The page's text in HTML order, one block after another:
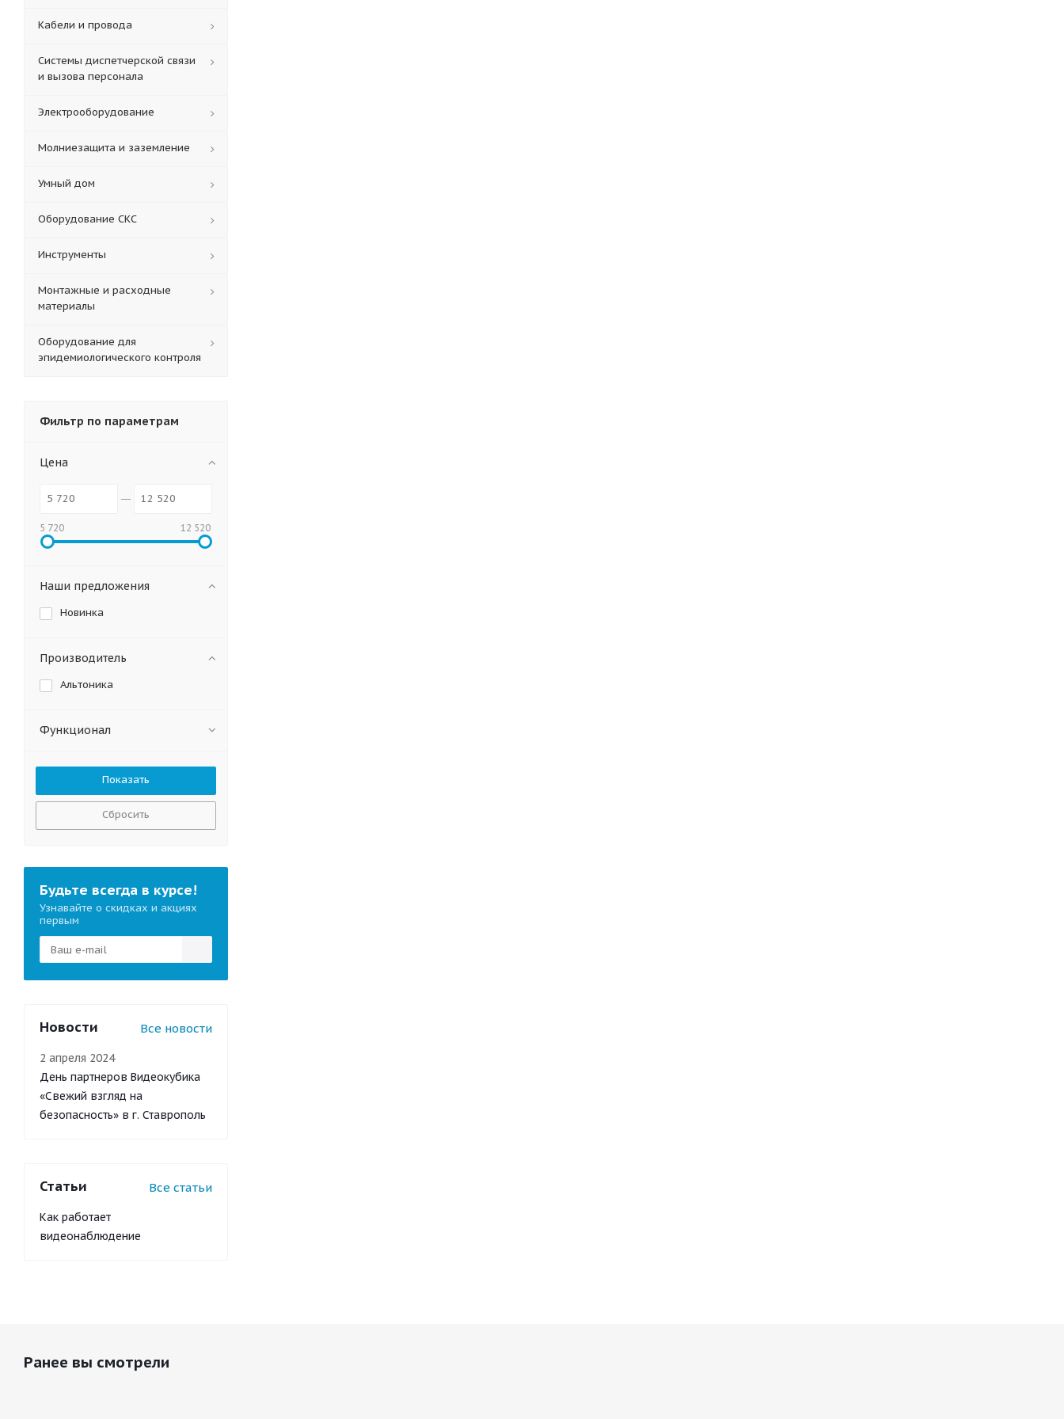
Кабели и провода
Системы диспетчерской связи
и вызова персонала
Электрооборудование
Молниезащита и заземление
Умный дом
Оборудование СКС
Инструменты
Монтажные и расходные
материалы
Оборудование для
эпидемиологического контроля
Фильтр по параметрам
Цена
5 720 12 520
Наши предложения
Новинка
Производитель
Альтоника
Функционал
Сбросить
Будьте всегда в курсе!
Узнавайте о скидках и акциях
первым
Новости Все новости
2 апреля 2024
День партнеров Видеокубика
«Свежий взгляд на
безопасность» в г. Ставрополь
Статьи Все статьи
Как работает
видеонаблюдение
Ранее вы смотрели